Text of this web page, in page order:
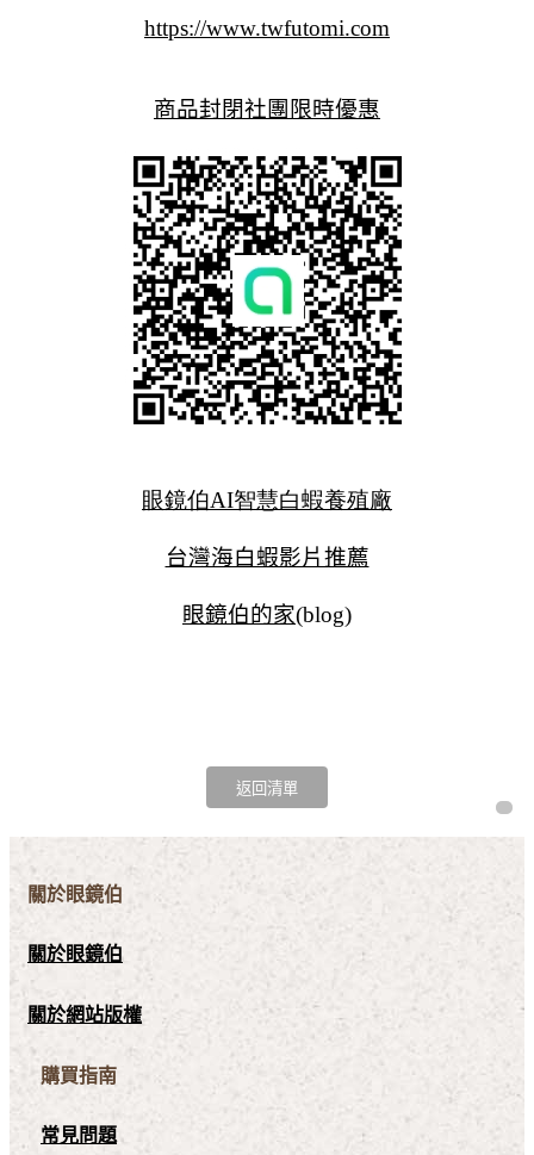
https://www.twfutomi.com
商品封閉社團限時優惠
眼鏡伯AI智慧白蝦養殖廠
台灣海白蝦影片推薦
眼鏡伯的家(blog)
關於眼鏡伯
關於眼鏡伯
關於網站版權
購買指南
常見問題